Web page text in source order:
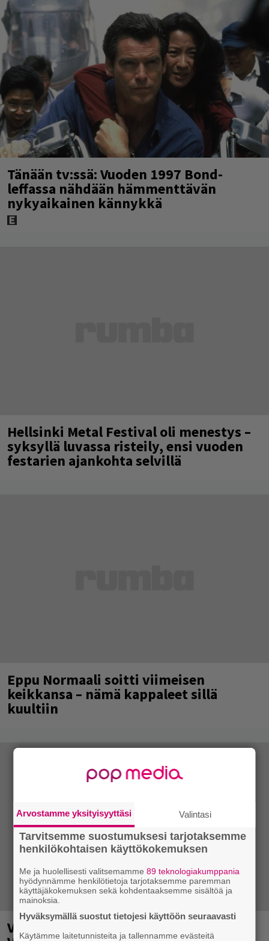
Tänään tv:ssä: Vuoden 1997 Bond-
leffassa nähdään hämmenttävän
nykyaikainen kännykkä
Hellsinki Metal Festival oli menestys –
syksyllä luvassa risteily, ensi vuoden
festarien ajankohta selvillä
Eppu Normaali soitti viimeisen
keikkansa – nämä kappaleet sillä
kuultiin
Vauhti kiihtyy myös ensi vuonna
Arvostamme yksityisyyttäsi Valintasi
Tarvitsemme suostumuksesi tarjotaksemme
henkilökohtaisen käyttökokemuksen
Me ja huolellisesti valitsemamme89 teknologiakumppania
hyödynnämme henkilötietoja tarjotaksemme paremman
käyttäjäkokemuksen sekä kohdentaaksemme sisältöä ja
mainoksia.
Hyväksymällä suostut tietojesi käyttöön seuraavasti
Käytämme laitetunnisteita ja tallennamme evästeitä